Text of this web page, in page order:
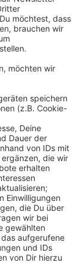
Karriere
ob es
sie erzählt:
have
it's like,
Sorgen,
I'm glad
to
Kann man
In
Platz 3